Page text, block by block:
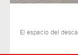
El espacio del